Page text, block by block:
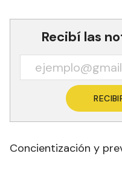
Recibí las
Concientización y